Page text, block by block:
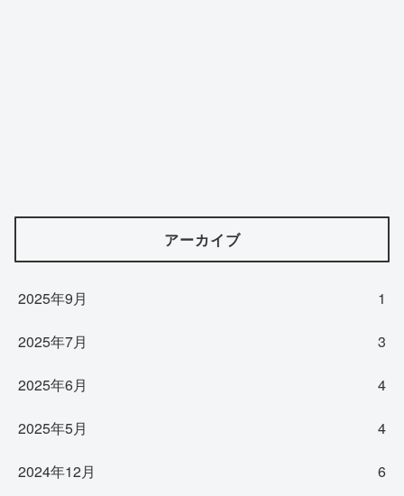
アーカイブ
2025年9月 1
2025年7月 3
2025年6月 4
2025年5月 4
2024年12月 6